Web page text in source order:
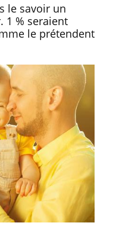
le savoir un
1 % seraient
le prétendent